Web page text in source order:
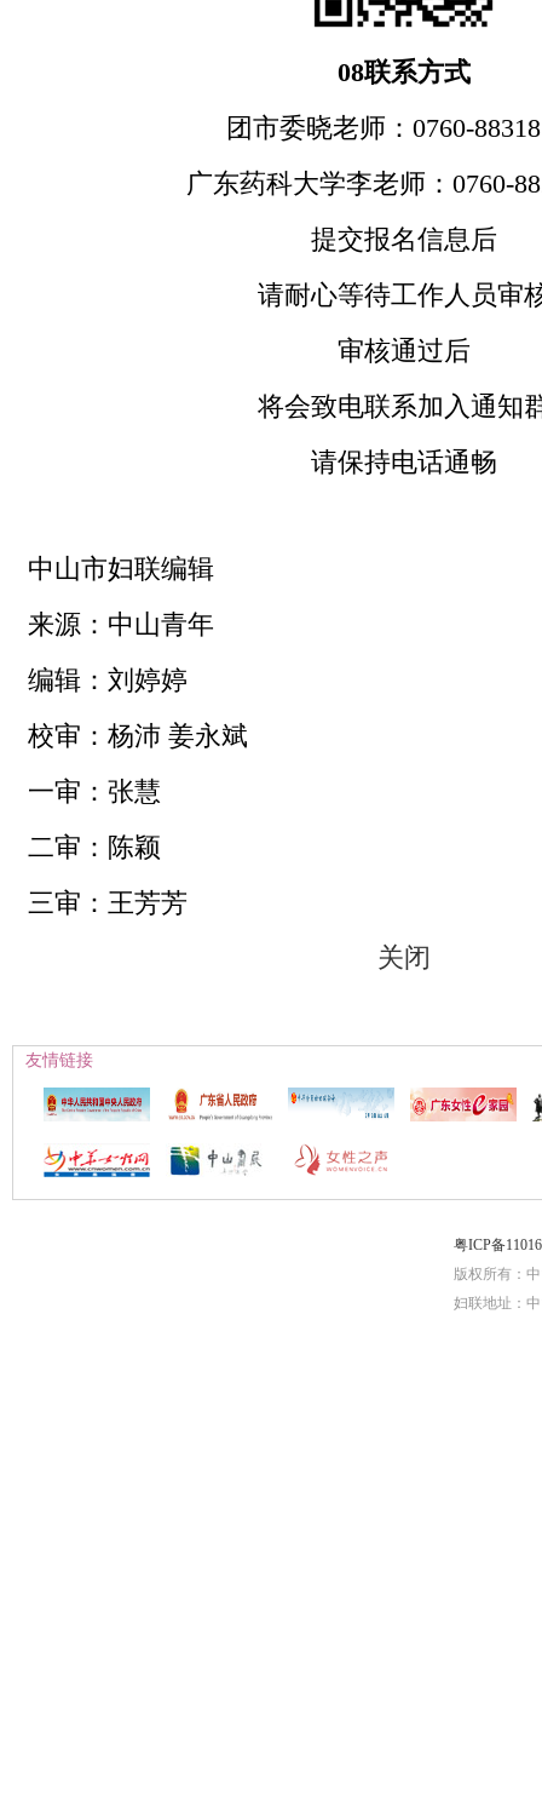
08联系方式
团市委晓老师：0760-
广东药科大学李老师：0760-
提交报名信息后
请耐心等待工作人员审
审核通过后
将会致电联系加入通知
请保持电话通畅
中山市妇联编辑
来源：中山青年
编辑：刘婷婷
校审：杨沛 姜永斌
一审：张慧
二审 ： 陈颖
三审： 王芳芳
关闭
友情链接
粤ICP备
版权所有：
妇联地址：